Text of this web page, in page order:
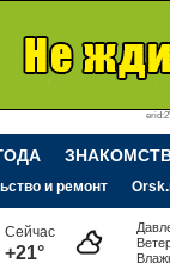
и ремонт
Сейчас
+21°